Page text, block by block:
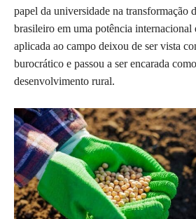
papel da universidade na transformação
brasileiro em uma potência internacional
aplicada ao campo deixou de ser vista
burocrático e passou a ser encarada
desenvolvimento rural.